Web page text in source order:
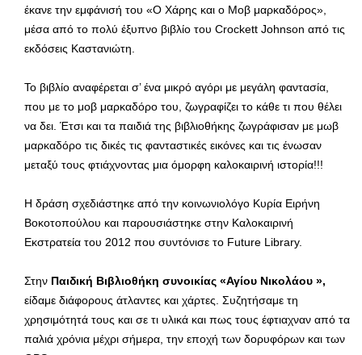
έκανε την εμφάνισή του «Ο Χάρης και ο Μοβ μαρκαδόρος»,
μέσα από το πολύ έξυπνο βιβλίο του Crockett Johnson από τις
εκδόσεις Καστανιώτη.
Το βιβλίο αναφέρεται σ’ ένα μικρό αγόρι με μεγάλη φαντασία,
που με το μοβ μαρκαδόρο του, ζωγραφίζει το κάθε τι που θέλει
να δει. Έτσι και τα παιδιά της βιβλιοθήκης ζωγράφισαν με μωβ
μαρκαδόρο τις δικές τις φανταστικές εικόνες και τις ένωσαν
μεταξύ τους φτιάχνοντας μια όμορφη καλοκαιρινή ιστορία!!!
Η δράση σχεδιάστηκε από την κοινωνιολόγο Κυρία Ειρήνη
Βοκοτοπούλου και παρουσιάστηκε στην Καλοκαιρινή
Εκστρατεία του 2012 που συντόνισε το Future Library.
Στην Παιδική Βιβλιοθήκη συνοικίας «Αγίου Νικολάου »,
είδαμε διάφορους άτλαντες και χάρτες. Συζητήσαμε τη
χρησιμότητά τους και σε τι υλικά και πως τους έφτιαχναν από τα
παλιά χρόνια μέχρι σήμερα, την εποχή των δορυφόρων και των